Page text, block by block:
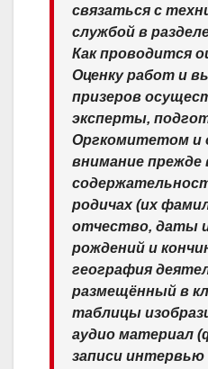
связаться с
службой в
Как проводится
Оценку работ и
призеров
эксперты,
Оргкомитетом и
внимание прежде
родичах (их
отчество, даты
рождений и
география
размещённый в
таблицы
аудио материал
записи интервью